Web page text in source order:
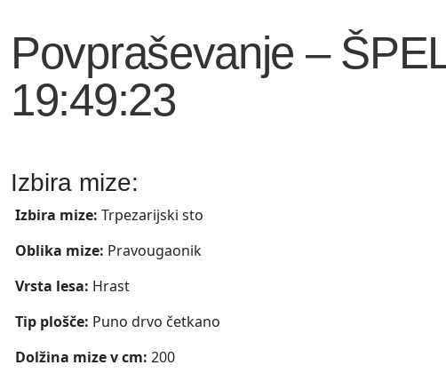
Povpraševanje –
19:49:23
Izbira mize:
Izbira mize: Trpezarijski sto
Oblika mize: Pravougaonik
Vrsta lesa: Hrast
Tip plošče: Puno drvo četkano
Dolžina mize v cm: 200